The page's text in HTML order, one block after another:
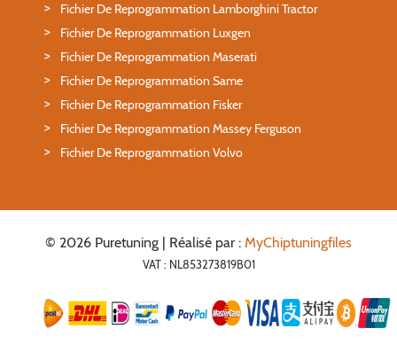
Fichier De Reprogrammation Lamborghini Tractor
Fichier De Reprogrammation Luxgen
Fichier De Reprogrammation Maserati
Fichier De Reprogrammation Same
Fichier De Reprogrammation Fisker
Fichier De Reprogrammation Massey Ferguson
Fichier De Reprogrammation Volvo
© 2026 Puretuning | Réalisé par : MyChiptuningfiles
VAT : NL853273819B01